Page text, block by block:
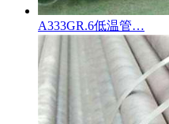
A333GR.6低温管…